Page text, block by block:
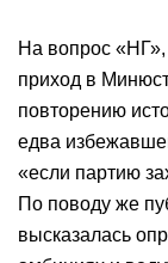
На вопрос
приход в
повторению
едва
«если партию
По поводу же
высказалась